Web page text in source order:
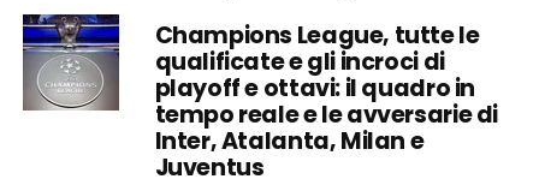
Champions League, tutte le
qualificate e gli incroci di
playoff e ottavi: il quadro in
tempo reale e le avversarie di
Inter, Atalanta, Milan e
Juventus